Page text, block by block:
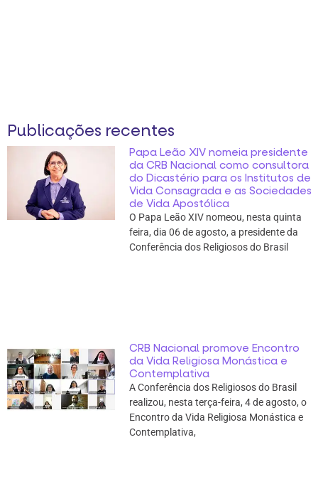
Publicações recentes
Papa Leão XIV nomeia presidente
da CRB Nacional como consultora
do Dicastério para os Institutos de
Vida Consagrada e as Sociedades
de Vida Apostólica
O Papa Leão XIV nomeou, nesta quinta
feira, dia 06 de agosto, a presidente da
Conferência dos Religiosos do Brasil
CRB Nacional promove Encontro
da Vida Religiosa Monástica e
Contemplativa
A Conferência dos Religiosos do Brasil
realizou, nesta terça-feira, 4 de agosto, o
Encontro da Vida Religiosa Monástica e
Contemplativa,